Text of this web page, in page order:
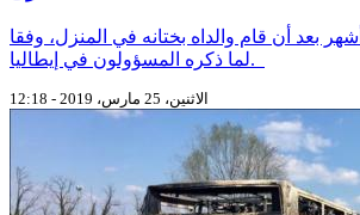
توفي رضيع عمره 5 أشهر بعد أن قام والداه بختانه في المنزل، وفقا
لما ذكره المسؤولون في إيطاليا.
الاثنين، 25 مارس، 2019 - 12:18